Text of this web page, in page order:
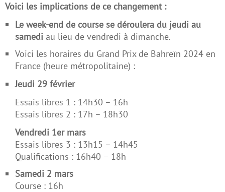
Voici les implications de ce changement :
Le week-end de course se déroulera du jeudi au
samedi au lieu de vendredi à dimanche.
Voici les horaires du Grand Prix de Bahreïn 2024 en
France (heure métropolitaine) :
Jeudi 29 février
Essais libres 1 : 14h30 – 16h
Essais libres 2 : 17h – 18h30
Vendredi 1er mars
Essais libres 3 : 13h15 – 14h45
Qualifications : 16h40 – 18h
Samedi 2 mars
Course : 16h